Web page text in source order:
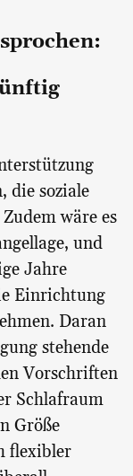
die soziale
wäre es
und
Jahre
Einrichtung
Daran
stehende
Vorschriften
Schlafraum
Größe
flexibler